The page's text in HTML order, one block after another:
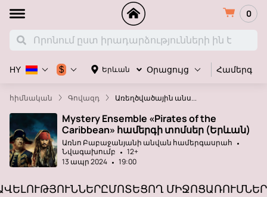
0
Երևան Օրացույց Համերգ
HY $
հիմնական Գովազդ Առեղծվածային անս...
Mystery Ensemble «Pirates of the
Caribbean» համերգի տոմսեր (Երևան)
Առնո Բաբաջանյանի անվան համերգասրահ
Նվագախումբ
12+
13 ապր 2024
19:00
ՄՈՏԵՑՈՂ ՄԻՋՈՑԱՌՈՒՄՆԵՐ